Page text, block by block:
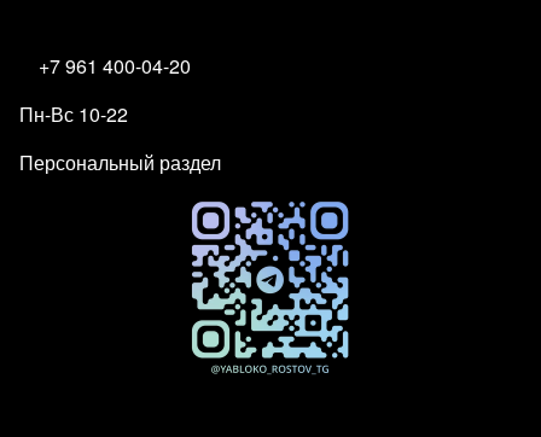
+7 961 400-04-20
Пн-Вс 10-22
Персональный раздел